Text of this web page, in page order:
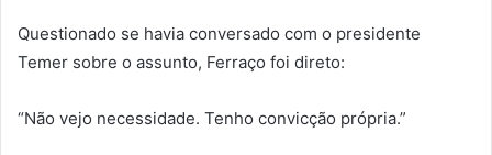
Questionado se havia conversado com o presidente
Temer sobre o assunto, Ferraço foi direto:
“Não vejo necessidade. Tenho convicção própria.”